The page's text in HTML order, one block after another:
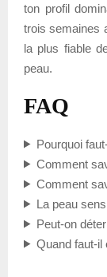
ton profil
trois semaines
la plus fiable
peau.
FAQ
Pourquoi
Comment
Comment
La peau
Peut-on
Quand faut-il